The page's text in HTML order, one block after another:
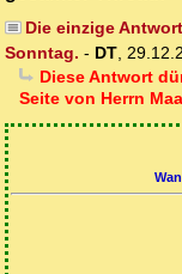
Die einzige
Sonntag. - DT
Diese Antwort
Seite von Herrn